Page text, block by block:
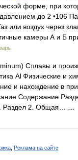
форме, при
до 2 •106
или воздух через
камеры А и Б
Сплавы и
Al Физические и
и нахождение в
Содержание
. Раздел 2. Общая… …
Реклама на сайте